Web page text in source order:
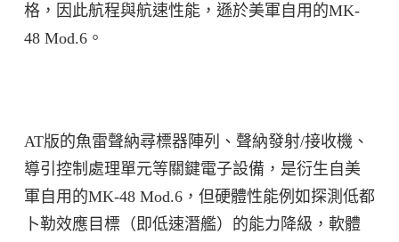
格，因此航程與航速性能，遜於美軍自用的MK-
48 Mod.6。
AT版的魚雷聲納尋標器陣列、聲納發射/接收機、
導引控制處理單元等關鍵電子設備，是衍生自美
軍自用的MK-48 Mod.6，但硬體性能例如探測低都
卜勒效應目標（即低速潛艦）的能力降級，軟體